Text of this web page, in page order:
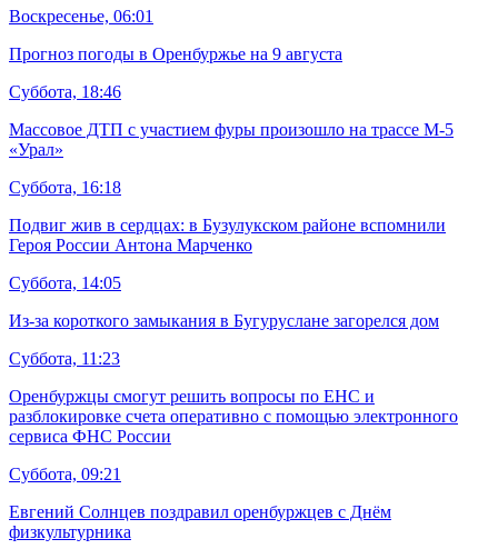
Воскресенье, 06:01
Прогноз погоды в Оренбуржье на 9 августа
Суббота, 18:46
Массовое ДТП с участием фуры произошло на трассе М-5
«Урал»
Суббота, 16:18
Подвиг жив в сердцах: в Бузулукском районе вспомнили
Героя России Антона Марченко
Суббота, 14:05
Из-за короткого замыкания в Бугуруслане загорелся дом
Суббота, 11:23
Оренбуржцы смогут решить вопросы по ЕНС и
разблокировке счета оперативно с помощью электронного
сервиса ФНС России
Суббота, 09:21
Евгений Солнцев поздравил оренбуржцев с Днём
физкультурника